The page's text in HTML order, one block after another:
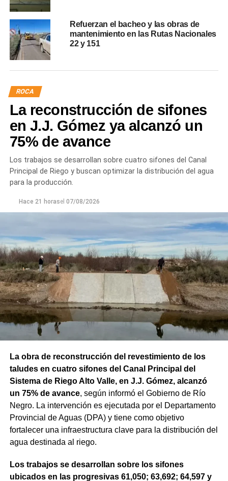
Refuerzan el bacheo y las obras de
mantenimiento en las Rutas Nacionales
22 y 151
ROCA
La reconstrucción de sifones
en J.J. Gómez ya alcanzó un
75% de avance
Los trabajos se desarrollan sobre cuatro sifones del Canal
Principal de Riego y buscan optimizar la distribución del agua
para la producción.
Hace 21 horasel 07/08/2026
La obra de reconstrucción del revestimiento de los
taludes en cuatro sifones del Canal Principal del
Sistema de Riego Alto Valle, en J.J. Gómez, alcanzó
un 75% de avance, según informó el Gobierno de Río
Negro. La intervención es ejecutada por el Departamento
Provincial de Aguas (DPA) y tiene como objetivo
fortalecer una infraestructura clave para la distribución del
agua destinada al riego.
Los trabajos se desarrollan sobre los sifones
ubicados en las progresivas 61,050; 63,692; 64,597 y